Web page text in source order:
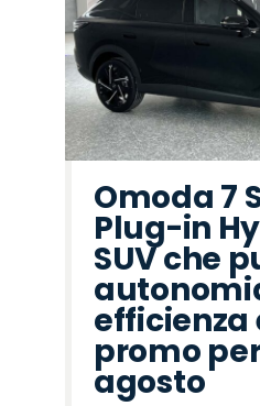
Omoda 7
Plug-in
SUV che
efficienza
promo
agosto